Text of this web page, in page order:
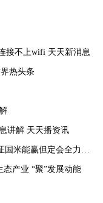
接不上wifi 天天新消息
热头条
讲解 天天播资讯
定会全力以赴|环球最新
态产业 “聚”发展动能